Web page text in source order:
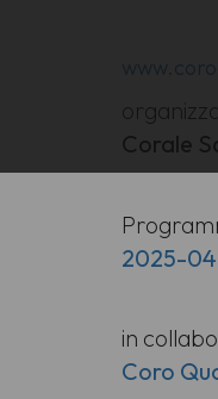
Corale
2025-
in
Coro